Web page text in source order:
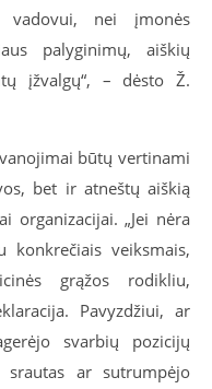
vadovui, nei įmonės
palyginimų, aiškių
įžvalgų“, – dėsto Ž.
būtų vertinami
bet ir atneštų aiškią
organizacijai. „Jei nėra
konkrečiais veiksmais,
grąžos rodikliu,
Pavyzdžiui, ar
svarbių pozicijų
srautas ar sutrumpėjo